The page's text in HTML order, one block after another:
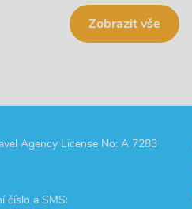
Zobrazit vše
Agency License No: A 7283
číslo a SMS: